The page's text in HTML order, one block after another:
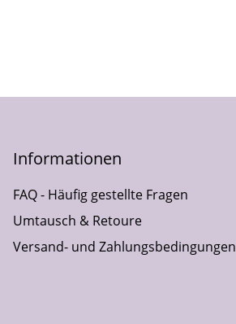
Informationen
FAQ - Häufig gestellte Fragen
Umtausch & Retoure
Versand- und Zahlungsbedingungen